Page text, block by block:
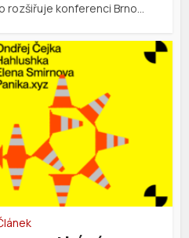
rozšiřuje konferenci Brno…